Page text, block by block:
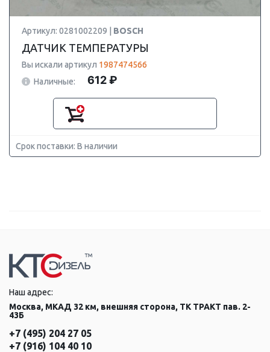
Артикул: 0281002209 | BOSCH
ДАТЧИК ТЕМПЕРАТУРЫ
Вы искали артикул 1987474566
Наличные:
612 ₽
Срок поставки: В наличии
Наш адрес:
Москва, МКАД 32 км, внешняя сторона, ТК ТРАКТ пав. 2-
43Б
+7 (495) 204 27 05
+7 (916) 104 40 10